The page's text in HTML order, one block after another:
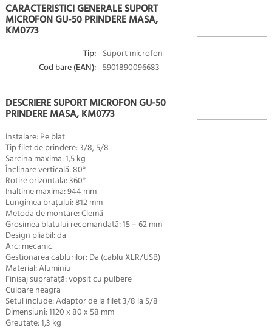
CARACTERISTICI GENERALE SUPORT
MICROFON GU-50 PRINDERE MASA,
KM0773
Tip: Suport microfon
Cod bare (EAN): 5901890096683
DESCRIERE SUPORT MICROFON GU-50
PRINDERE MASA, KM0773
Instalare: Pe blat
Tip filet de prindere: 3/8, 5/8
Sarcina maxima: 1,5 kg
Înclinare verticală: 80°
Rotire orizontala: 360°
Inaltime maxima: 944 mm
Lungimea brațului: 812 mm
Metoda de montare: Clemă
Grosimea blatului recomandată: 15 – 62 mm
Design pliabil: da
Arc: mecanic
Gestionarea cablurilor: Da (cablu XLR/USB)
Material: Aluminiu
Finisaj suprafață: vopsit cu pulbere
Culoare neagra
Setul include: Adaptor de la filet 3/8 la 5/8
Dimensiuni: 1120 x 80 x 58 mm
Greutate: 1,3 kg